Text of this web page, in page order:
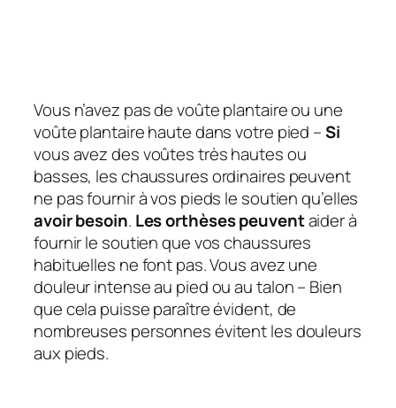
Vous n’avez pas de voûte plantaire ou une
voûte plantaire haute dans votre pied –Si
vous avez des voûtes très hautes ou
basses, les chaussures ordinaires peuvent
ne pas fournir à vos pieds le soutien qu’elles
avoir besoin. Les orthèses peuventaider à
fournir le soutien que vos chaussures
habituelles ne font pas. Vous avez une
douleur intense au pied ou au talon – Bien
que cela puisse paraître évident, de
nombreuses personnes évitent les douleurs
aux pieds.